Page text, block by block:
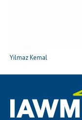
Yilmaz Kemal